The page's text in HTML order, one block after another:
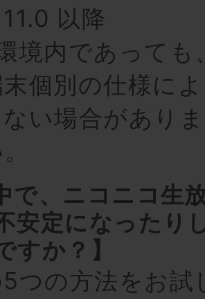
11.0 以降
境内であっても
末個別の仕様に
い場合があり
で、ニコニコ生
安定になったり
すか？】
5つの方法をお試